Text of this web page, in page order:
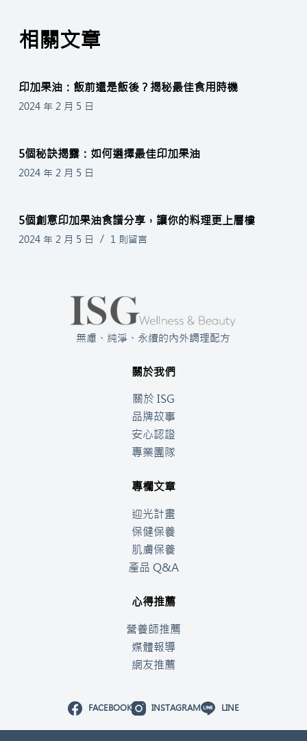
相關文章
印加果油：飯前還是飯後？揭秘最佳食用時機
2024 年 2 月 5 日
5個秘訣揭露：如何選擇最佳印加果油
2024 年 2 月 5 日
5個創意印加果油食譜分享，讓你的料理更上層樓
2024 年 2 月 5 日 1 則留言
無慮、純淨、永續的內外調理配方
關於我們
關於 ISG
品牌故事
安心認證
專業團隊
專欄文章
迎光計畫
保健保養
肌膚保養
產品 Q&A
心得推薦
營養師推薦
媒體報導
網友推薦
FACEBOOK INSTAGRAM LINE